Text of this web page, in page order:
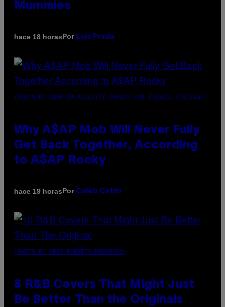
Mummies
hace 18 horasPor Luis Prada
(PHOTO BY NOAM GALAI/GETTY IMAGES FOR TRIBECA FESTIVAL)
Why A$AP Mob Will Never Fully
Get Back Together, According
to A$AP Rocky
hace 19 horasPor Caleb Catlin
(PHOTO BY EBET ROBERTS/REDFERNS)
8 R&B Covers That Might Just
Be Better Than the Originals